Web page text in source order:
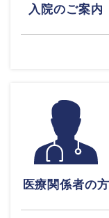
入院のご案内
医療関係者の方